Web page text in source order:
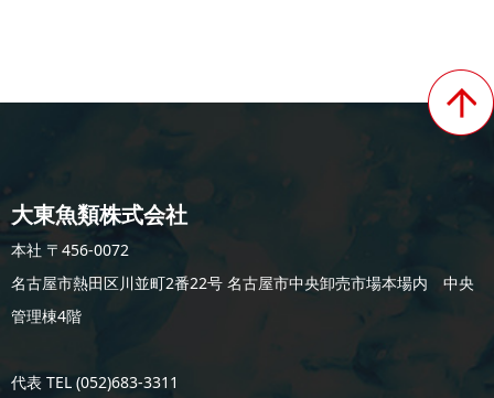
大東魚類株式会社
本社 〒456-0072
名古屋市熱田区川並町2番22号 名古屋市中央卸売市場本場内 中央
管理棟4階
代表 TEL (052)683-3311